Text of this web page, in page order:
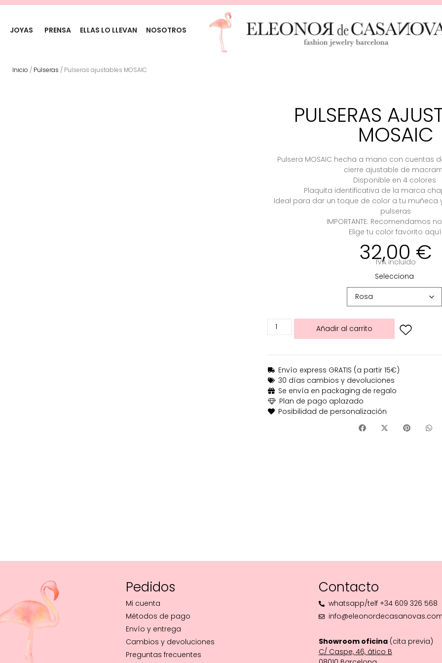
JOYAS PRENSA ELLAS LO LLEVAN NOSOTROS
Inicio / Pulseras / Pulseras ajustables MOSAIC
PULSERAS
MOSAIC
Pulsera MOSAIC hecha a mano con cuentas
cierre ajustable de
Disponible en 4 colores
Plaquita identificativa de la marca
Ideal para dar un toque de color a tu muñeca
pulseras
IMPORTANTE: Recomendamos
Elige tu color favorito aquí:
32,00 €
IVA incluido
Selecciona
Añadir al carrito
Envío express GRATIS (a partir 15€)
30 días cambios y devoluciones
Se envía en packaging de regalo
Plan de pago aplazado
Posibilidad de personalización
Pedidos
Mi cuenta
Métodos de pago
Envío y entrega
Cambios y devoluciones
Preguntas frecuentes
Contacto
whatsapp/telf +34 609 326 568
Showroom oficina(cita previa)
C/ Caspe, 46, ático B